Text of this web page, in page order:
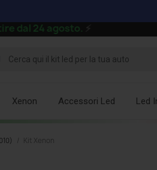
24 agosto.⚡
Xenon Accessori Led Led
Kit Xenon